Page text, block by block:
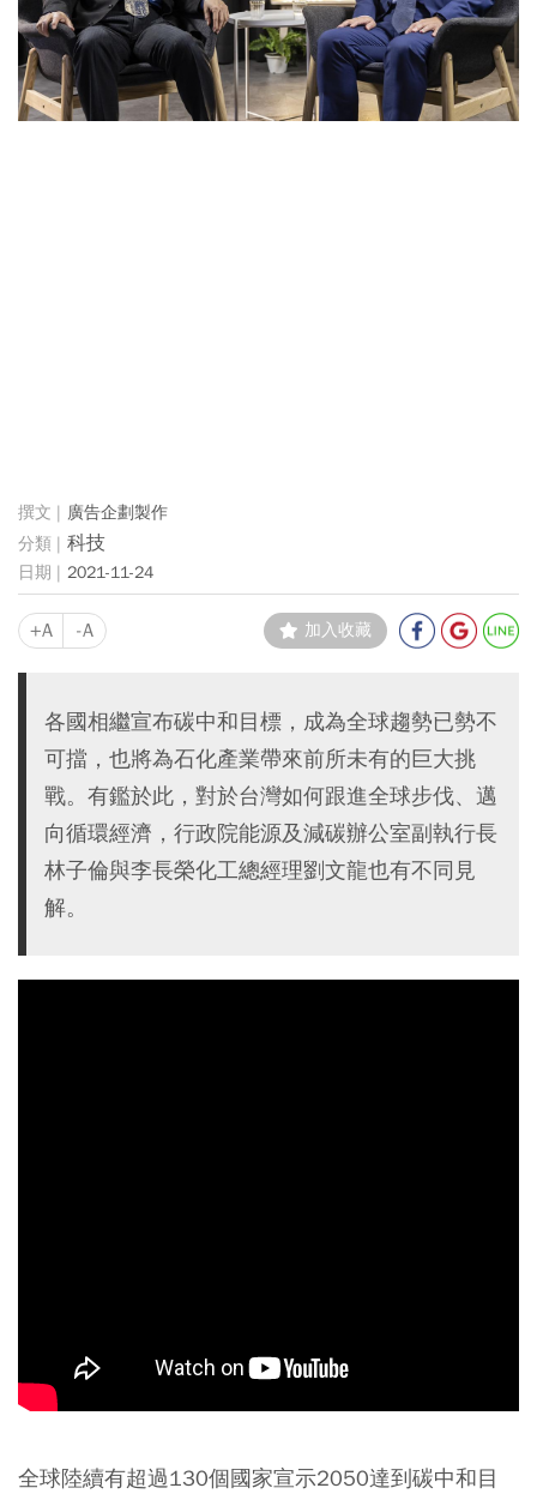
廣告企劃製作
科技
2021-11-24
+A -A 加入收藏
各國相繼宣布碳中和目標，成為全球趨勢已勢不
可擋，也將為石化產業帶來前所未有的巨大挑
戰。有鑑於此，對於台灣如何跟進全球步伐、邁
向循環經濟，行政院能源及減碳辦公室副執行長
林子倫與李長榮化工總經理劉文龍也有不同見
解。
全球陸續有超過130個國家宣示2050達到碳中和目